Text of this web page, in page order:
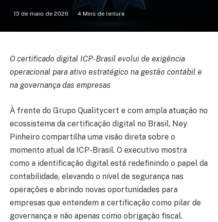
13 de maio de 2026 4 Mins de leitura
O certificado digital ICP-Brasil evolui de exigência
operacional para ativo estratégico na gestão contábil e
na governança das empresas
À frente do Grupo Qualitycert e com ampla atuação no
ecossistema da certificação digital no Brasil, Ney
Pinheiro compartilha uma visão direta sobre o
momento atual da ICP-Brasil. O executivo mostra
como a identificação digital está redefinindo o papel da
contabilidade, elevando o nível de segurança nas
operações e abrindo novas oportunidades para
empresas que entendem a certificação como pilar de
governança e não apenas como obrigação fiscal.